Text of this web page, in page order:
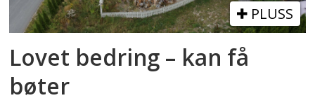
PLUSS
Lovet bedring – kan få
bøter